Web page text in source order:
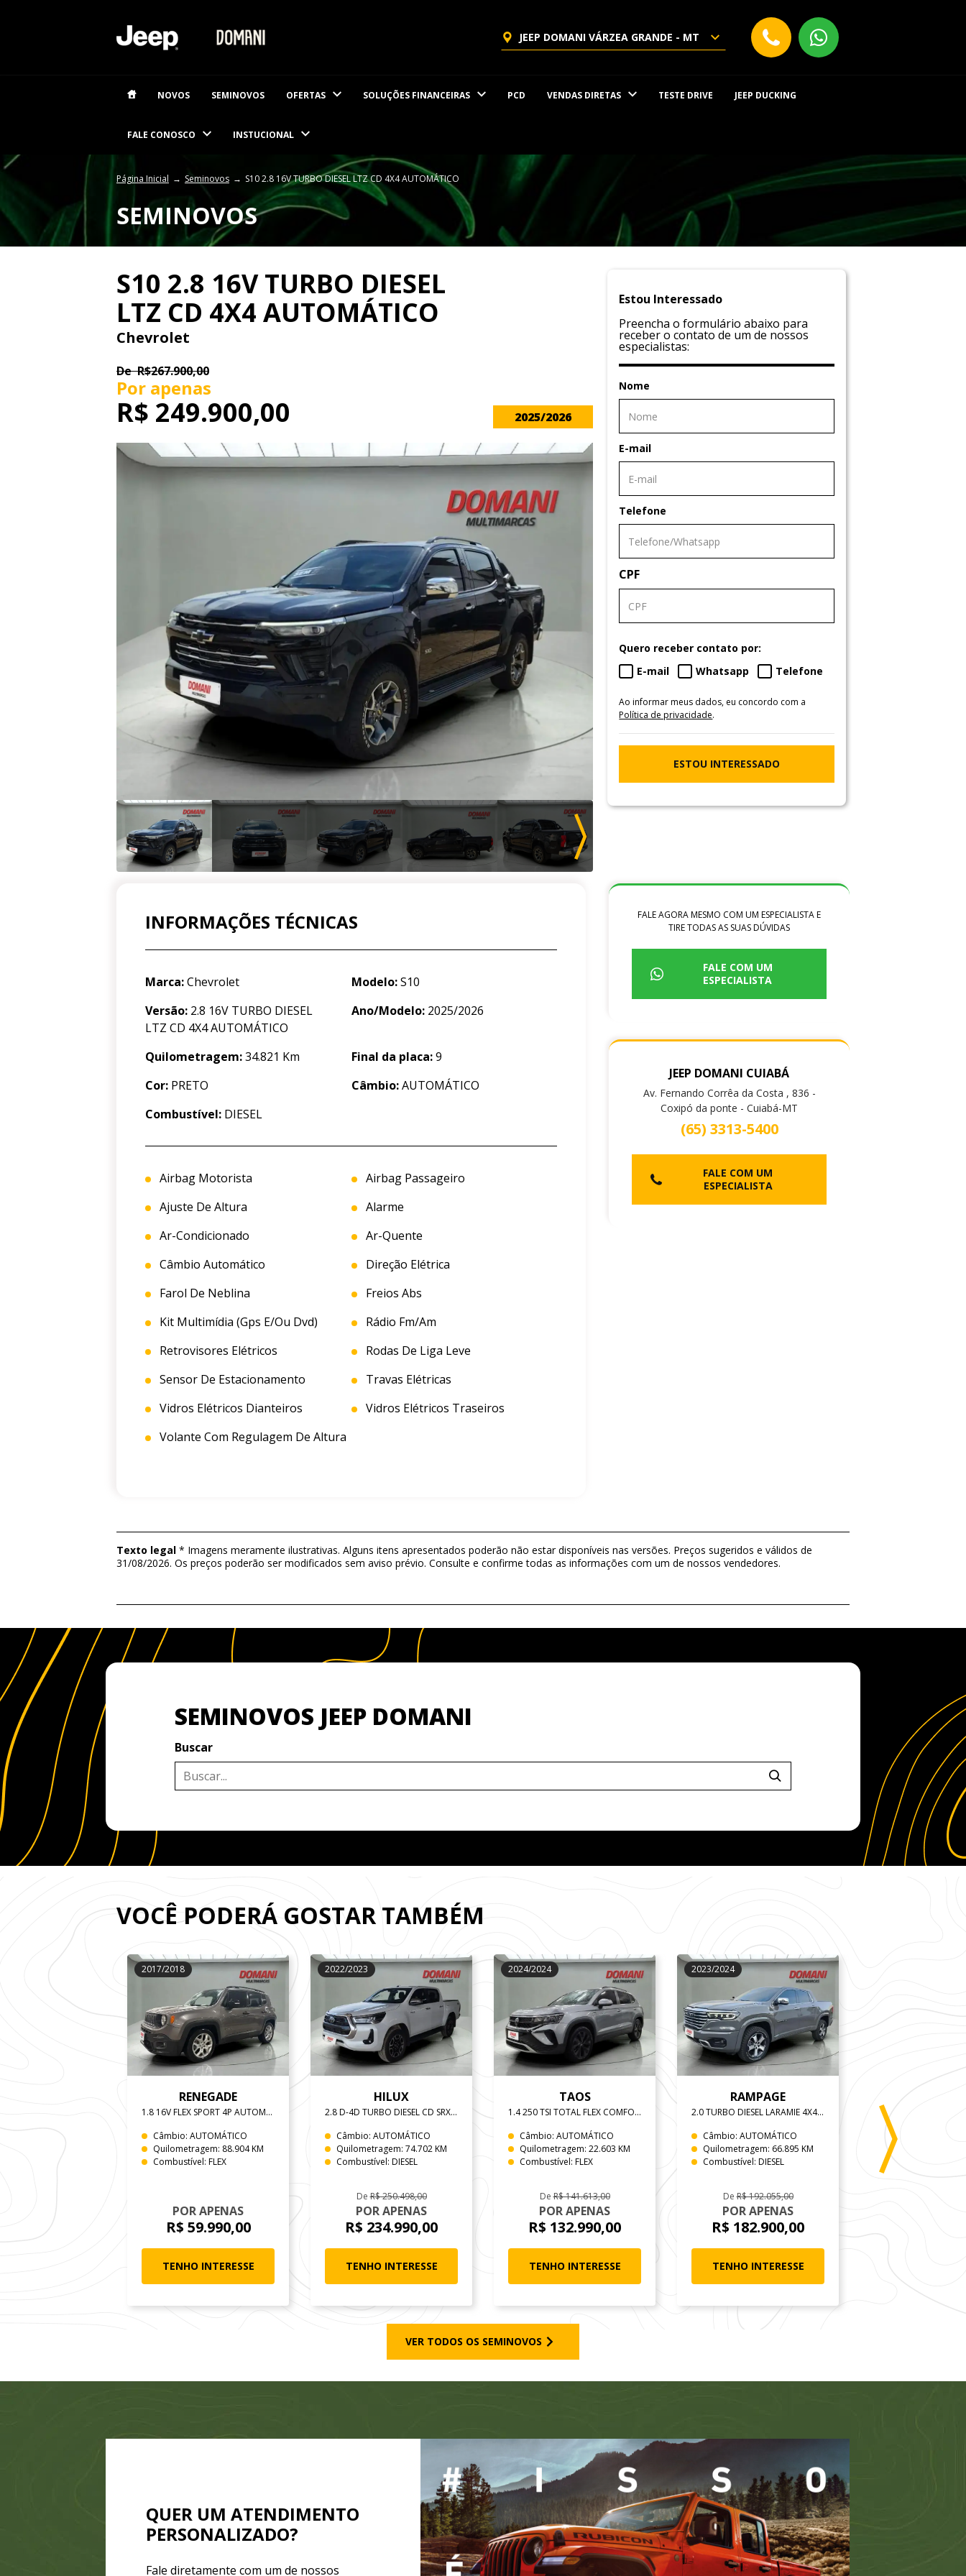
JEEP DOMANI VÁRZEA GRANDE - MT
NOVOS SEMINOVOS OFERTAS SOLUÇÕES FINANCEIRAS PCD VENDAS DIRETAS TESTE DRIVE JEEP DUCKING
FALE CONOSCO INSTUCIONAL
Página Inicial Seminovos S10 2.8 16V TURBO DIESEL LTZ CD 4X4 AUTOMÁTICO
SEMINOVOS
S10 2.8 16V TURBO DIESEL
LTZ CD 4X4 AUTOMÁTICO
Chevrolet
DeR$267.900,00
Por apenas
R$ 249.900,00 2025/2026
Estou Interessado
Preencha o formulário abaixo para
receber o contato de um de nossos
especialistas:
Nome
E-mail
Telefone
CPF
Quero receber contato por:
E-mail
Whatsapp Telefone
Ao informar meus dados, eu concordo com a
Política de privacidade.
ESTOU INTERESSADO
INFORMAÇÕES TÉCNICAS
Marca:Chevrolet Modelo:S10
Versão: 2.8 16V TURBO DIESEL
LTZ CD 4X4 AUTOMÁTICO
Ano/Modelo:2025/2026
Quilometragem:34.821 Km Final da placa:9
Cor: PRETO Câmbio:AUTOMÁTICO
Combustível: DIESEL
Airbag Motorista
Airbag Passageiro
Ajuste De Altura
Alarme
Ar-Condicionado
Ar-Quente
Câmbio Automático
Direção Elétrica
Farol De Neblina
Freios Abs
Kit Multimídia (gps E/ou Dvd)
Rádio Fm/am
Retrovisores Elétricos
Rodas De Liga Leve
Sensor De Estacionamento
Travas Elétricas
Vidros Elétricos Dianteiros
Vidros Elétricos Traseiros
Volante Com Regulagem De Altura
FALE AGORA MESMO COM UM ESPECIALISTA E
TIRE TODAS AS SUAS DÚVIDAS
FALE COM UM
ESPECIALISTA
JEEP DOMANI CUIABÁ
Av. Fernando Corrêa da Costa , 836 -
Coxipó da ponte - Cuiabá-MT
(65) 3313-5400
FALE COM UM
ESPECIALISTA
Texto legal * Imagens meramente ilustrativas. Alguns itens apresentados poderão não estar disponíveis nas versões. Preços sugeridos e válidos de
31/08/2026. Os preços poderão ser modificados sem aviso prévio. Consulte e confirme todas as informações com um de nossos vendedores.
SEMINOVOS JEEP DOMANI
Buscar
VOCÊ PODERÁ GOSTAR TAMBÉM
2017/2018
RENEGADE
1.8 16V FLEX SPORT 4P AUTOMATICO
Câmbio: AUTOMÁTICO
Quilometragem: 88.904 KM
Combustível: FLEX
POR APENAS
R$ 59.990,00
TENHO INTERESSE
2022/2023
HILUX
2.8 D-4D TURBO DIESEL CD SRX 4X4 AUTOMÁTICO
Câmbio: AUTOMÁTICO
Quilometragem: 74.702 KM
Combustível: DIESEL
DeR$ 250.498,00
POR APENAS
R$ 234.990,00
TENHO INTERESSE
2024/2024
TAOS
1.4 250 TSI TOTAL FLEX COMFORTLINE AUTOMÁTICO
Câmbio: AUTOMÁTICO
Quilometragem: 22.603 KM
Combustível: FLEX
DeR$ 141.613,00
POR APENAS
R$ 132.990,00
TENHO INTERESSE
2023/2024
RAMPAGE
2.0 TURBO DIESEL LARAMIE 4X4 AUTOMÁTICO
Câmbio: AUTOMÁTICO
Quilometragem: 66.895 KM
Combustível: DIESEL
DeR$ 192.055,00
POR APENAS
R$ 182.900,00
TENHO INTERESSE
1.8 16V FLEX 4P
Câmbio:
Quilometragem:
Combustível: FLEX
VER TODOS OS SEMINOVOS
QUER UM ATENDIMENTO
PERSONALIZADO?
Fale diretamente com um de nossos